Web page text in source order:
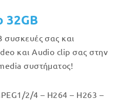
32GB
συσκευές σας και
και Audio clip σας στην
συστήματος!
2/4 – H264 – H263 –